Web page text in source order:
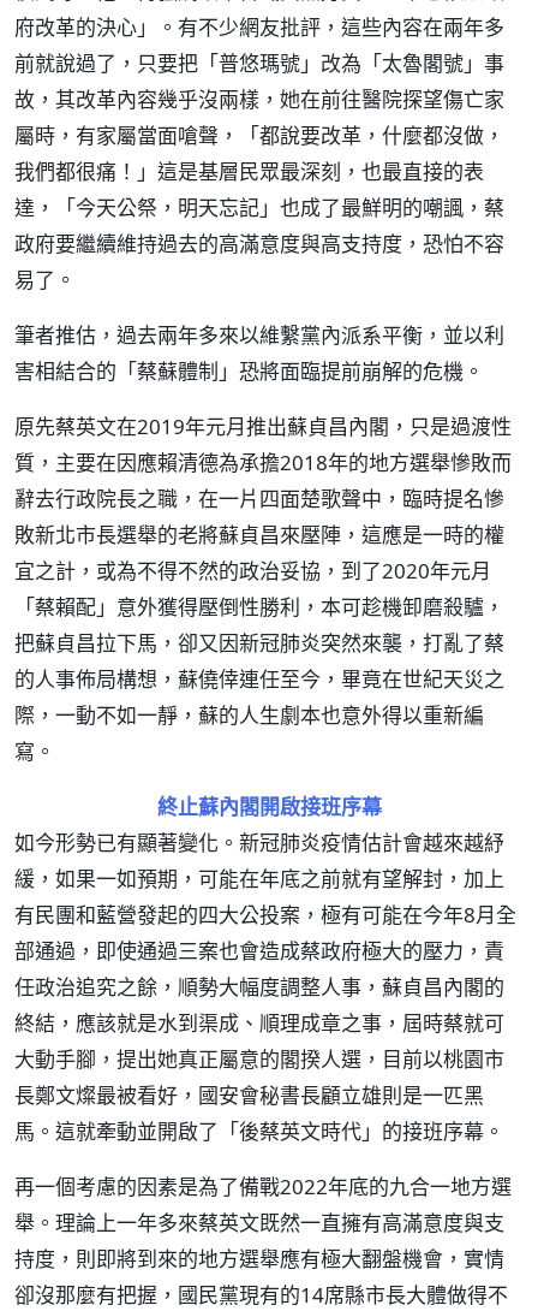
府改革的決心」。有不少網友批評，這些內容在兩年多
前就說過了，只要把「普悠瑪號」改為「太魯閣號」事
故，其改革內容幾乎沒兩樣，她在前往醫院探望傷亡家
屬時，有家屬當面嗆聲，「都說要改革，什麼都沒做，
我們都很痛！」這是基層民眾最深刻，也最直接的表
達，「今天公祭，明天忘記」也成了最鮮明的嘲諷，蔡
政府要繼續維持過去的高滿意度與高支持度，恐怕不容
易了。
筆者推估，過去兩年多來以維繫黨內派系平衡，並以利
害相結合的「蔡蘇體制」恐將面臨提前崩解的危機。
原先蔡英文在2019年元月推出蘇貞昌內閣，只是過渡性
質，主要在因應賴清德為承擔2018年的地方選舉慘敗而
辭去行政院長之職，在一片四面楚歌聲中，臨時提名慘
敗新北市長選舉的老將蘇貞昌來壓陣，這應是一時的權
宜之計，或為不得不然的政治妥協，到了2020年元月
「蔡賴配」意外獲得壓倒性勝利，本可趁機卸磨殺驢，
把蘇貞昌拉下馬，卻又因新冠肺炎突然來襲，打亂了蔡
的人事佈局構想，蘇僥倖連任至今，畢竟在世紀天災之
際，一動不如一靜，蘇的人生劇本也意外得以重新編
寫。
終止蘇內閣開啟接班序幕
如今形勢已有顯著變化。新冠肺炎疫情估計會越來越紓
緩，如果一如預期，可能在年底之前就有望解封，加上
有民團和藍營發起的四大公投案，極有可能在今年8月全
部通過，即使通過三案也會造成蔡政府極大的壓力，責
任政治追究之餘，順勢大幅度調整人事，蘇貞昌內閣的
終結，應該就是水到渠成、順理成章之事，屆時蔡就可
大動手腳，提出她真正屬意的閣揆人選，目前以桃園市
長鄭文燦最被看好，國安會秘書長顧立雄則是一匹黑
馬。這就牽動並開啟了「後蔡英文時代」的接班序幕。
再一個考慮的因素是為了備戰2022年底的九合一地方選
舉。理論上一年多來蔡英文既然一直擁有高滿意度與支
持度，則即將到來的地方選舉應有極大翻盤機會，實情
卻沒那麼有把握，國民黨現有的14席縣市長大體做得不